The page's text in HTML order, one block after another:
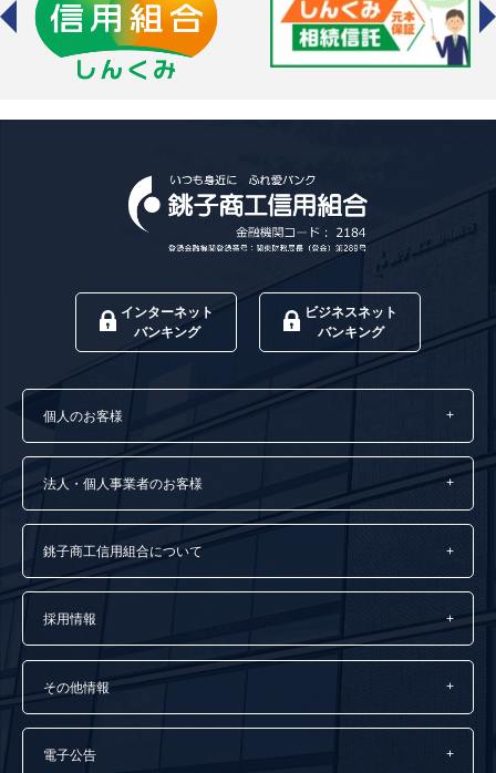
インターネット
バンキング
ビジネスネット
バンキング
個人のお客様
法人・個人事業者のお客様
銚子商工信用組合について
採用情報
その他情報
電子公告